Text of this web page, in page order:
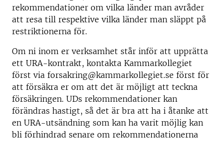
rekommendationer om vilka länder man avråder
att resa till respektive vilka länder man släppt på
restriktionerna för.
Om ni inom er verksamhet står inför att upprätta
ett URA-kontrakt, kontakta Kammarkollegiet
först via forsakring@kammarkollegiet.se först för
att försäkra er om att det är möjligt att teckna
försäkringen. UDs rekommendationer kan
förändras hastigt, så det är bra att ha i åtanke att
en URA-utsändning som kan ha varit möjlig kan
bli förhindrad senare om rekommendationerna